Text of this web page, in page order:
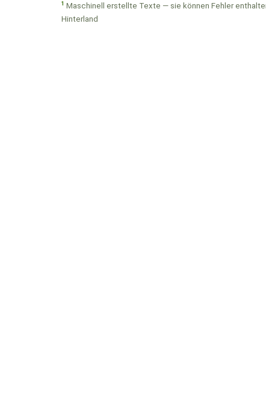
1 Maschinell erstellte Texte — sie können Fehler
Hinterland